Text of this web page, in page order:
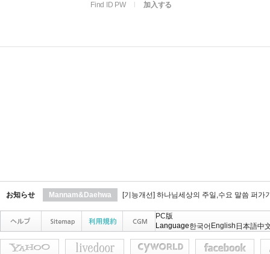
Find ID PW 加入する
お知らせ Mannam&Daehwa [기능개선] 하나님세상의 주일,수요 말씀 퍼가
PC版
Language한국어 English 日本語中